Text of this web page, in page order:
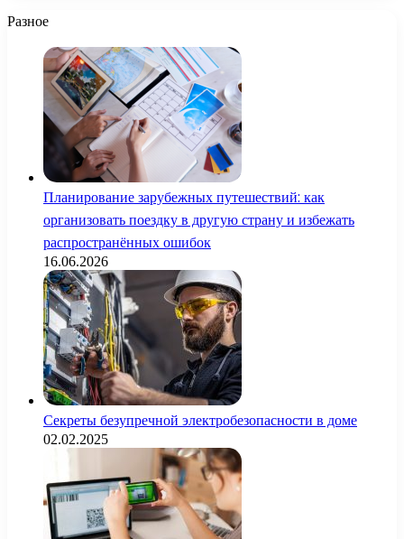
Разное
Планирование зарубежных путешествий: как
организовать поездку в другую страну и избежать
распространённых ошибок
16.06.2026
Секреты безупречной электробезопасности в доме
02.02.2025